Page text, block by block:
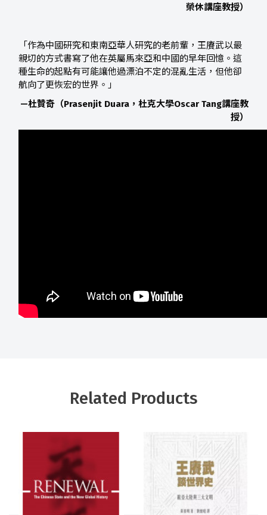
榮休講座教授）
「作為中國研究和東南亞華人研究的老前輩，王賡武以最
親切的方式書寫了他在英屬馬來亞和中國的早年回憶。這
種生命的起點有可能讓他過漂泊不定的混亂生活，但他卻
航向了更恢宏的世界。」
—杜贊奇（Prasenjit Duara，杜克大學Oscar Tang講座教
授）
Related Products